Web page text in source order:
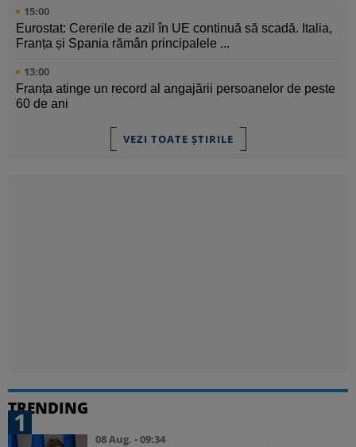
15:00
Eurostat: Cererile de azil în UE continuă să scadă. Italia,
Franța și Spania rămân principalele ...
13:00
Franța atinge un record al angajării persoanelor de peste
60 de ani
VEZI TOATE ȘTIRILE
TRENDING
1
08 Aug. - 09:34